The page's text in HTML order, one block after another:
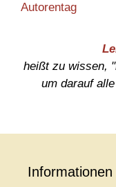
Autorentag
heißt zu wissen, "
um darauf
Informationen